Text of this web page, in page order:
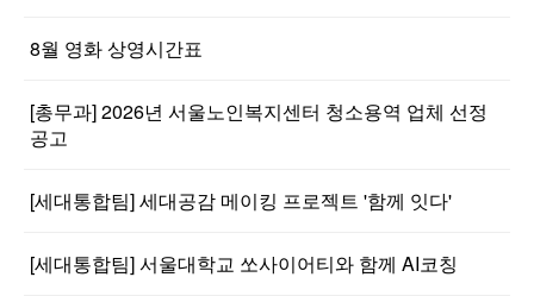
8월 영화 상영시간표
[총무과] 2026년 서울노인복지센터 청소용역 업체 선정
공고
[세대통합팀] 세대공감 메이킹 프로젝트 '함께 잇다'
[세대통합팀] 서울대학교 쏘사이어티와 함께 AI코칭